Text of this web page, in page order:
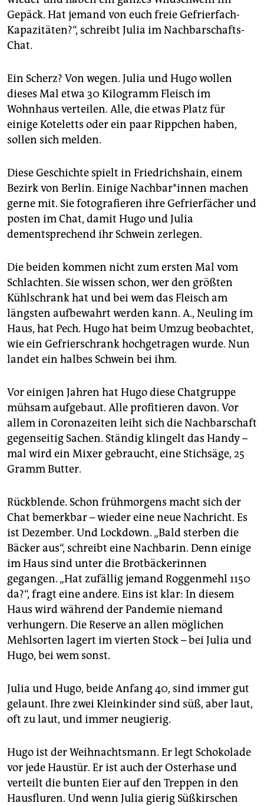
Gepäck. Hat jemand von euch freie Gefrierfach-
Kapazitäten?“, schreibt Julia im Nachbarschafts-
Chat.
Ein Scherz? Von wegen. Julia und Hugo wollen
dieses Mal etwa 30 Kilogramm Fleisch im
Wohnhaus verteilen. Alle, die etwas Platz für
einige Koteletts oder ein paar Rippchen haben,
sollen sich melden.
Diese Geschichte spielt in Friedrichshain, einem
Bezirk von Berlin. Einige Nach­ba­r*in­nen machen
gerne mit. Sie fotografieren ihre Gefrierfächer und
posten im Chat, damit Hugo und Julia
dementsprechend ihr Schwein zerlegen.
Die beiden kommen nicht zum ersten Mal vom
Schlachten. Sie wissen schon, wer den größten
Kühlschrank hat und bei wem das Fleisch am
längsten aufbewahrt werden kann. A., Neuling im
Haus, hat Pech. Hugo hat beim Umzug beobachtet,
wie ein Gefrierschrank hochgetragen wurde. Nun
landet ein halbes Schwein bei ihm.
Vor einigen Jahren hat Hugo diese Chatgruppe
mühsam aufgebaut. Alle profitieren davon. Vor
allem in Coronazeiten leiht sich die Nachbarschaft
gegenseitig Sachen. Ständig klingelt das Handy –
mal wird ein Mixer gebraucht, eine Stichsäge, 25
Gramm Butter.
Rückblende. Schon frühmorgens macht sich der
Chat bemerkbar – wieder eine neue Nachricht. Es
ist Dezember. Und Lockdown. „Bald sterben die
Bäcker aus“, schreibt eine Nachbarin. Denn einige
im Haus sind unter die Brotbäckerinnen
gegangen. „Hat zufällig jemand Roggenmehl 1150
da?“, fragt eine andere. Eins ist klar: In diesem
Haus wird während der Pandemie niemand
verhungern. Die Reserve an allen möglichen
Mehlsorten lagert im vierten Stock – bei Julia und
Hugo, bei wem sonst.
Julia und Hugo, beide Anfang 40, sind immer gut
gelaunt. Ihre zwei Kleinkinder sind süß, aber laut,
oft zu laut, und immer neugierig.
Hugo ist der Weihnachtsmann. Er legt Schokolade
vor jede Haustür. Er ist auch der Osterhase und
verteilt die bunten Eier auf den Treppen in den
Hausfluren. Und wenn Julia gierig Süßkirschen